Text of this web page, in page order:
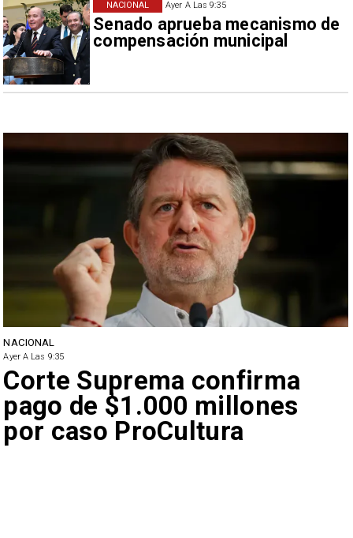
Ayer A Las 9:35
Senado aprueba mecanismo de
compensación municipal
NACIONAL
NACIONAL
Ayer A Las 9:35
Corte Suprema confirma
pago de $1.000 millones
por caso ProCultura